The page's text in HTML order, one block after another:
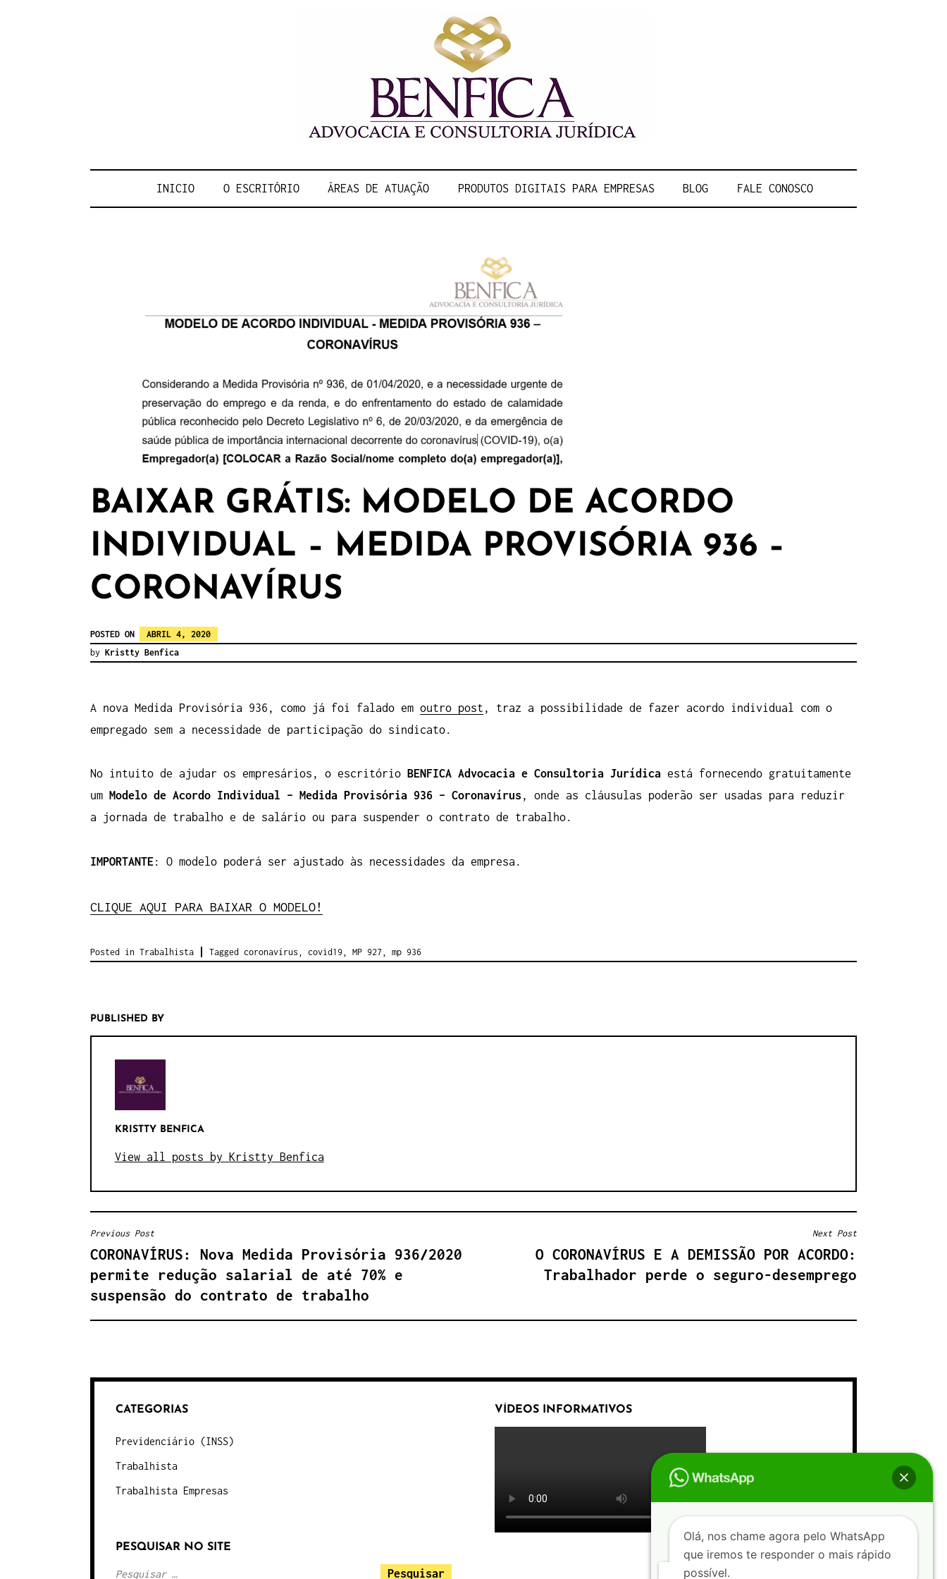
BENFICA ADVOCACIA E
CONSULTORIA JURÍDICA
INICIO O ESCRITÓRIO ÁREAS DE ATUAÇÃO PRODUTOS DIGITAIS PARA EMPRESAS BLOG FALE CONOSCO
BAIXAR GRÁTIS: MODELO DE ACORDO
INDIVIDUAL – MEDIDA PROVISÓRIA 936 –
CORONAVÍRUS
POSTED ON
ABRIL 4, 2020
by Kristty Benfica
A nova Medida Provisória 936, como já foi falado em outro post , traz a possibilidade de fazer acordo individual com o
empregado sem a necessidade de participação do sindicato.
No intuito de ajudar os empresários, o escritório BENFICA Advocacia e Consultoria Jurídica está fornecendo gratuitamente
um
Modelo de Acordo Individual – Medida Provisória 936 – Coronavírus , onde as cláusulas poderão ser usadas para reduzir
a jornada de trabalho e de salário ou para suspender o contrato de trabalho.
IMPORTANTE: O modelo poderá ser ajustado às necessidades da empresa.
CLIQUE AQUI PARA BAIXAR O MODELO!
Posted in Trabalhista Tagged coronavírus , covid19, MP 927 , mp 936
PUBLISHED BY
KRISTTY BENFICA
View all posts by Kristty Benfica
Previous Post
CORONAVÍRUS: Nova Medida Provisória 936/2020
permite redução salarial de até 70% e
suspensão do contrato de trabalho
Next Post
O CORONAVÍRUS E A DEMISSÃO POR ACORDO:
Trabalhador perde o seguro-desemprego
CATEGORIAS
Previdenciário (INSS)
Trabalhista
Trabalhista Empresas
PESQUISAR NO SITE
VÍDEOS INFORMATIVOS
Olá, nos chame agora pelo WhatsApp
que iremos te responder o mais rápido
possível.